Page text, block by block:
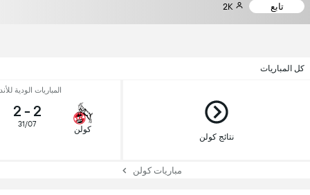
تابع 2K
كل المباريات
نتائج كولن
المباريات الودية
كولن
2
-
2
31/07
مباريات كولن